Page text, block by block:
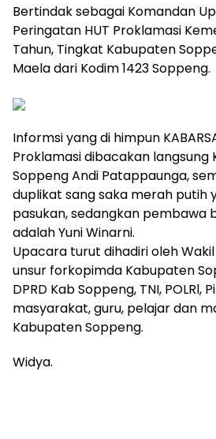
Bertindak sebagai Komandan
Peringatan HUT Proklamasi
Tahun, Tingkat Kabupaten
Maela dari Kodim 1423 Soppeng.
Informsi yang di himpun
Proklamasi dibacakan langsung
Soppeng Andi Patappaunga,
duplikat sang saka merah putih
pasukan, sedangkan pembawa
adalah Yuni Winarni.
Upacara turut dihadiri oleh
unsur forkopimda Kabupaten
DPRD Kab Soppeng, TNI, POLRl,
masyarakat, guru, pelajar dan
Kabupaten Soppeng.
Widya.